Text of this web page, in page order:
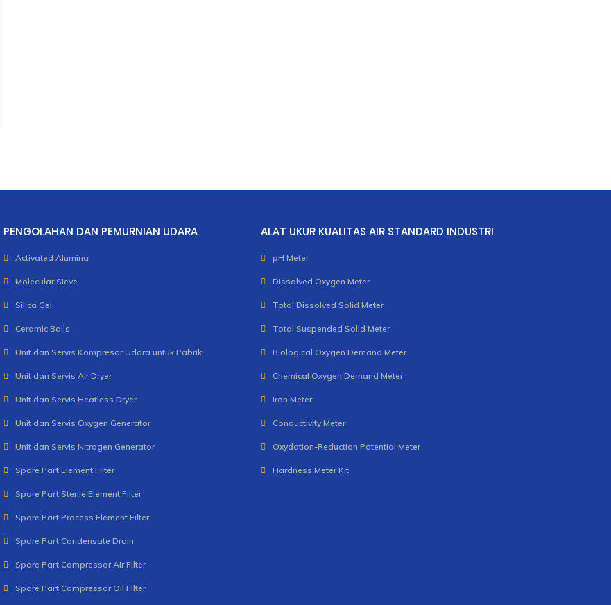
PENGOLAHAN DAN PEMURNIAN UDARA
Activated Alumina
Molecular Sieve
Silica Gel
Ceramic Balls
Unit dan Servis Kompresor Udara untuk Pabrik
Unit dan Servis Air Dryer
Unit dan Servis Heatless Dryer
Unit dan Servis Oxygen Generator
Unit dan Servis Nitrogen Generator
Spare Part Element Filter
Spare Part Sterile Element Filter
Spare Part Process Element Filter
Spare Part Condensate Drain
Spare Part Compressor Air Filter
Spare Part Compressor Oil Filter
ALAT UKUR KUALITAS AIR STANDARD INDUSTRI
pH Meter
Dissolved Oxygen Meter
Total Dissolved Solid Meter
Total Suspended Solid Meter
Biological Oxygen Demand Meter
Chemical Oxygen Demand Meter
Iron Meter
Conductivity Meter
Oxydation-Reduction Potential Meter
Hardness Meter Kit